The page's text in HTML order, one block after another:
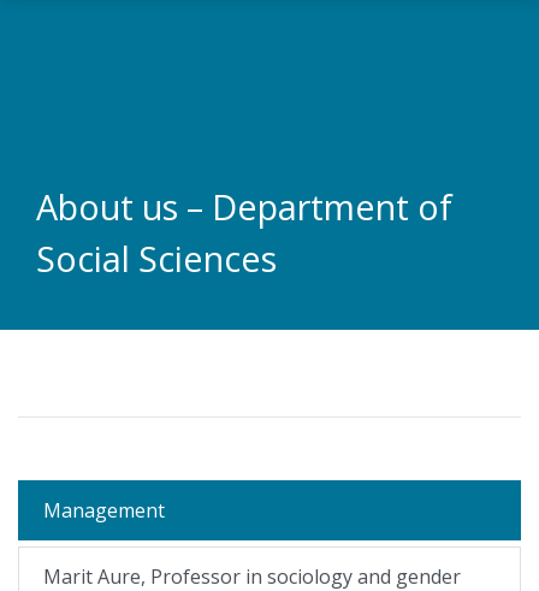
About us – Department of
Social Sciences
Management
Marit Aure, Professor in sociology and gender